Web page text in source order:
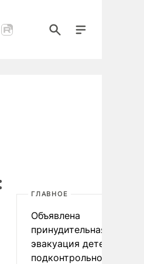
ГЛАВНОЕ
Объявлена
принудительная
эвакуация детей в
подконтрольном Киеву